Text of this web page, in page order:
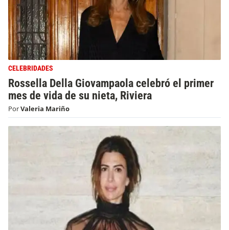
CELEBRIDADES
Rossella Della Giovampaola celebró el primer
mes de vida de su nieta, Riviera
PorValeria Mariño